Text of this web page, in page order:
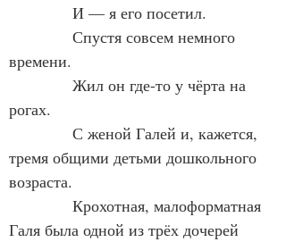
И — я его посетил.
Спустя совсем немного
времени.
Жил он где-то у чёрта на
рогах.
С женой Галей и, кажется,
тремя общими детьми дошкольного
возраста.
Крохотная, малоформатная
Галя была одной из трёх дочерей